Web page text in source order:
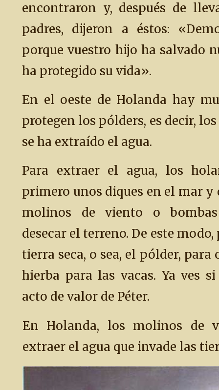
encontraron y, después de
padres, dijeron a éstos:
porque vuestro hijo ha salvado
ha protegido su vida».
En el oeste de Holanda hay
protegen los pólders, es decir,
se ha extraído el agua.
Para extraer el agua, los
primero unos diques en el mar y
molinos de viento o
desecar el terreno. De este
tierra seca, o sea, el pólder,
hierba para las vacas. Ya ves
acto de valor de Péter.
En Holanda, los molinos de
extraer el agua que invade las